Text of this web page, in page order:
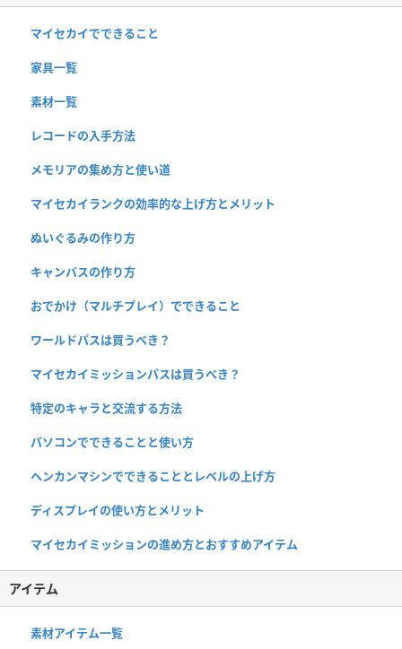
マイセカイでできること
家具一覧
素材一覧
レコードの入手方法
メモリアの集め方と使い道
マイセカイランクの効率的な上げ方とメリット
ぬいぐるみの作り方
キャンバスの作り方
おでかけ（マルチプレイ）でできること
ワールドパスは買うべき？
マイセカイミッションパスは買うべき？
特定のキャラと交流する方法
パソコンでできることと使い方
ヘンカンマシンでできることとレベルの上げ方
ディスプレイの使い方とメリット
マイセカイミッションの進め方とおすすめアイテム
アイテム
素材アイテム一覧